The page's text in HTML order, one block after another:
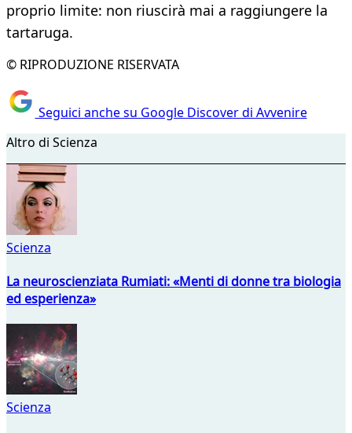
proprio limite: non riuscirà mai a raggiungere la
tartaruga.
© RIPRODUZIONE RISERVATA
Seguici anche su Google Discover di Avvenire
Altro di Scienza
Scienza
La neuroscienziata Rumiati: «Menti di donne tra biologia
ed esperienza»
Scienza